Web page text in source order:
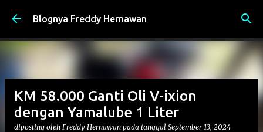
Langsung ke konten utama
Blognya Freddy Hernawan
KM 58.000 Ganti Oli V-ixion
dengan Yamalube 1 Liter
diposting oleh Freddy Hernawan pada tanggal September 13, 2024